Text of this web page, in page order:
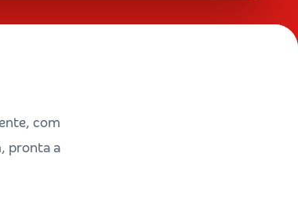
com
pronta a